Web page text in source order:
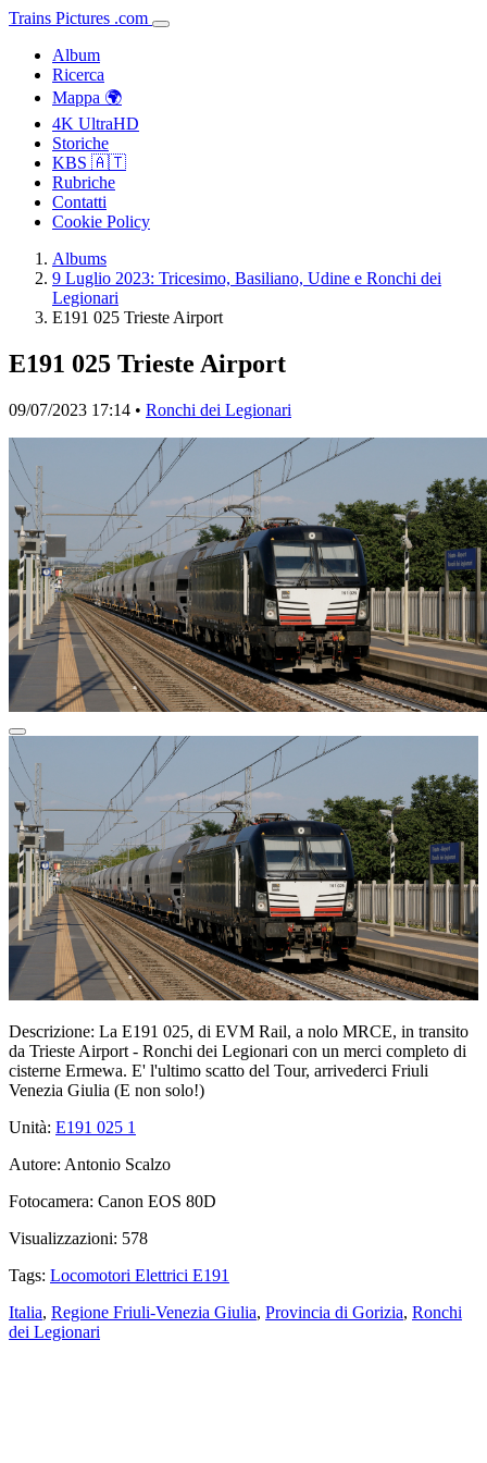
Trains Pictures .com
Album
Ricerca
Mappa 🌍
4K UltraHD
Storiche
KBS 🇦🇹
Rubriche
Contatti
Cookie Policy
Albums
9 Luglio 2023: Tricesimo, Basiliano, Udine e Ronchi dei
Legionari
E191 025 Trieste Airport
E191 025 Trieste Airport
09/07/2023 17:14 • Ronchi dei Legionari
Descrizione: La E191 025, di EVM Rail, a nolo MRCE, in transito
da Trieste Airport - Ronchi dei Legionari con un merci completo di
cisterne Ermewa. E' l'ultimo scatto del Tour, arrivederci Friuli
Venezia Giulia (E non solo!)
Unità: E191 025 1
Autore: Antonio Scalzo
Fotocamera: Canon EOS 80D
Visualizzazioni: 578
Tags: Locomotori Elettrici E191
Italia, Regione Friuli-Venezia Giulia, Provincia di Gorizia, Ronchi
dei Legionari